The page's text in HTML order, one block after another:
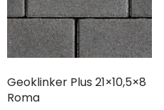
Geoklinker Plus 21×10,5×8
Roma